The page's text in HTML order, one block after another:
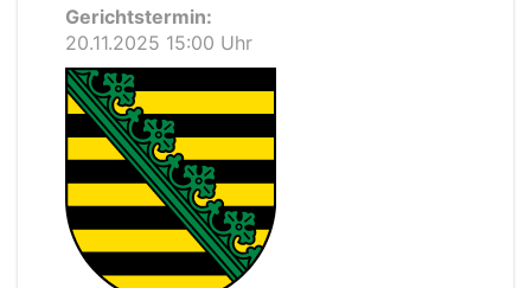
Gerichtstermin:
20.11.2025 15:00 Uhr